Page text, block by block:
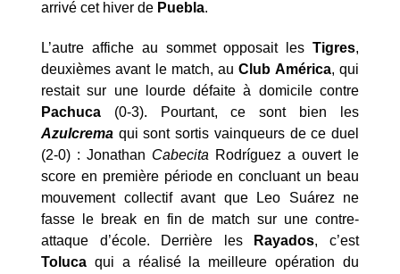
arrivé cet hiver de Puebla.
L’autre affiche au sommet opposait les Tigres,
deuxièmes avant le match, auClub América, qui
restait sur une lourde défaite à domicile contre
Pachuca (0-3). Pourtant, ce sont bien les
Azulcrema qui sont sortis vainqueurs de ce duel
(2-0) : Jonathan Cabecita Rodríguez a ouvert le
score en première période en concluant un beau
mouvement collectif avant que Leo Suárez ne
fasse le break en fin de match sur une contre-
attaque d’école. Derrière les
Rayados, c’est
Toluca qui a réalisé la meilleure opération du